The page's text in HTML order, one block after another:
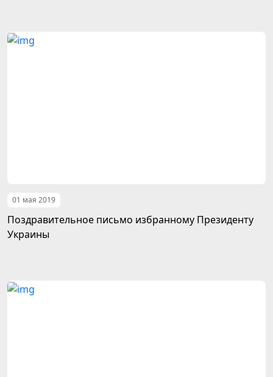
01 мая 2019
Поздравительное письмо избранному Президенту
Украины